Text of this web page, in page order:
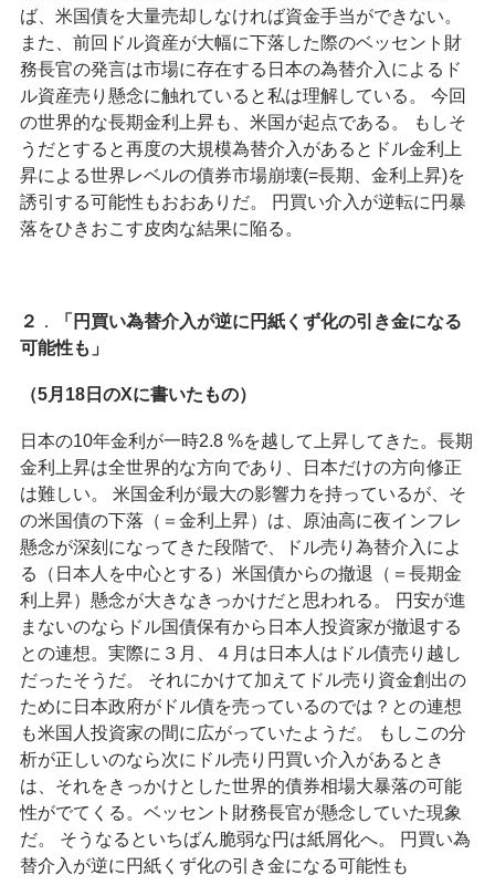
ば、米国債を大量売却しなければ資金手当ができない。
また、前回ドル資産が大幅に下落した際のベッセント財
務長官の発言は市場に存在する日本の為替介入によるド
ル資産売り懸念に触れていると私は理解している。 今回
の世界的な長期金利上昇も、米国が起点である。 もしそ
うだとすると再度の大規模為替介入があるとドル金利上
昇による世界レベルの債券市場崩壊(=長期、金利上昇)を
誘引する可能性もおおありだ。 円買い介入が逆転に円暴
落をひきおこす皮肉な結果に陥る。
２ ．
「円買い為替介入が逆に円紙くず化の引き金になる
可能性も」
（5月18日のXに書いたもの）
日本の10年金利が一時2.8 %を越して上昇してきた。長期
金利上昇は全世界的な方向であり、日本だけの方向修正
は難しい。 米国金利が最大の影響力を持っているが、そ
の米国債の下落（＝金利上昇）は、原油高に夜インフレ
懸念が深刻になってきた段階で、ドル売り為替介入によ
る（日本人を中心とする）米国債からの撤退（＝長期金
利上昇）懸念が大きなきっかけだと思われる。 円安が進
まないのならドル国債保有から日本人投資家が撤退する
との連想。実際に３月、４月は日本人はドル債売り越し
だったそうだ。 それにかけて加えてドル売り資金創出の
ために日本政府がドル債を売っているのでは？との連想
も米国人投資家の間に広がっていたようだ。 もしこの分
析が正しいのなら次にドル売り円買い介入があるとき
は、それをきっかけとした世界的債券相場大暴落の可能
性がでてくる。ベッセント財務長官が懸念していた現象
だ。 そうなるといちばん脆弱な円は紙屑化へ。 円買い為
替介入が逆に円紙くず化の引き金になる可能性も